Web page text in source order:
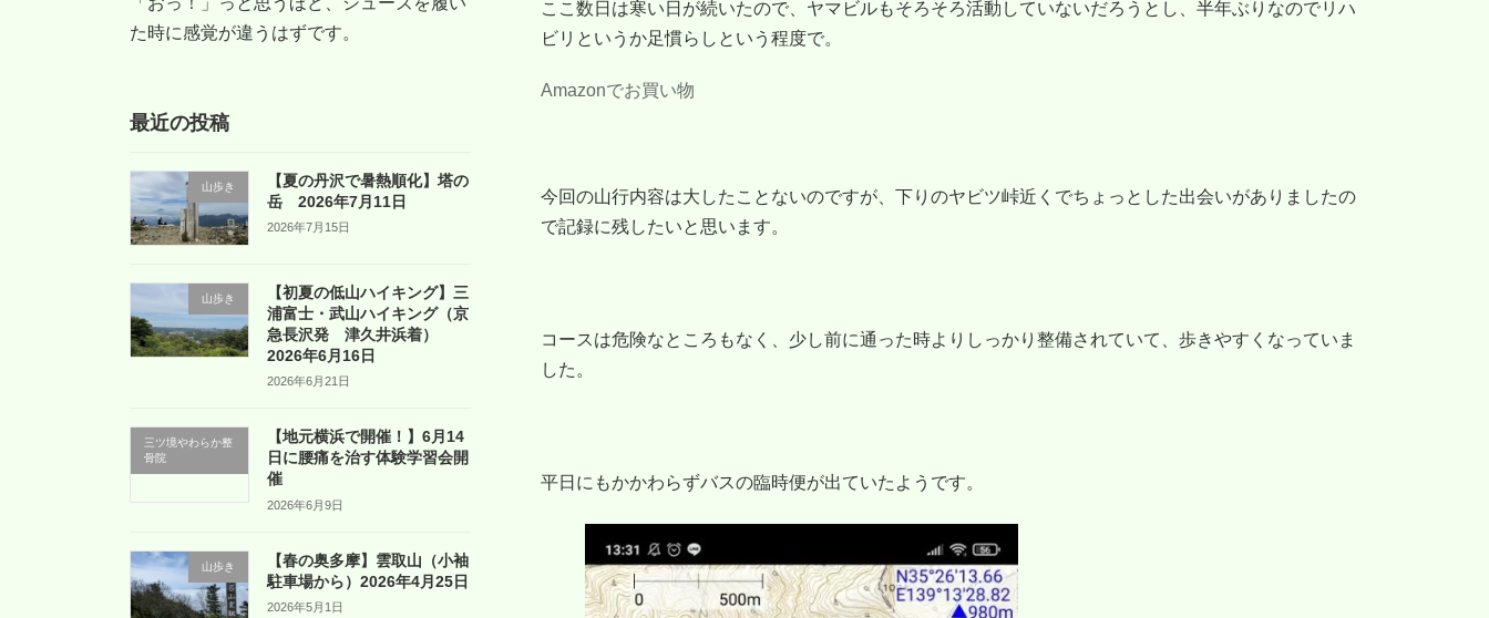
ここ数日は寒い日が続いたので、ヤマビルもそろそろ活動していないだろうとし、半年ぶりなのでリハ
ビリというか足慣らしという程度で。
Amazonでお買い物
今回の山行内容は大したことないのですが、下りのヤビツ峠近くでちょっとした出会いがありましたの
で記録に残したいと思います。
コースは危険なところもなく、少し前に通った時よりしっかり整備されていて、歩きやすくなっていま
した。
平日にもかかわらずバスの臨時便が出ていたようです。
た時に感覚が違うはずです。
最近の投稿
山歩き
【夏の丹沢で暑熱順化】塔の
岳 2026年7月11日
2026年7月15日
山歩き
【初夏の低山ハイキング】三
浦富士・武山ハイキング（京
急長沢発 津久井浜着）
2026年6月16日
2026年6月21日
三ツ境やわらか整
骨院
【地元横浜で開催！】6月14
日に腰痛を治す体験学習会開
催
2026年6月9日
山歩き
【春の奥多摩】雲取山（小袖
駐車場から）2026年4月25日
2026年5月1日